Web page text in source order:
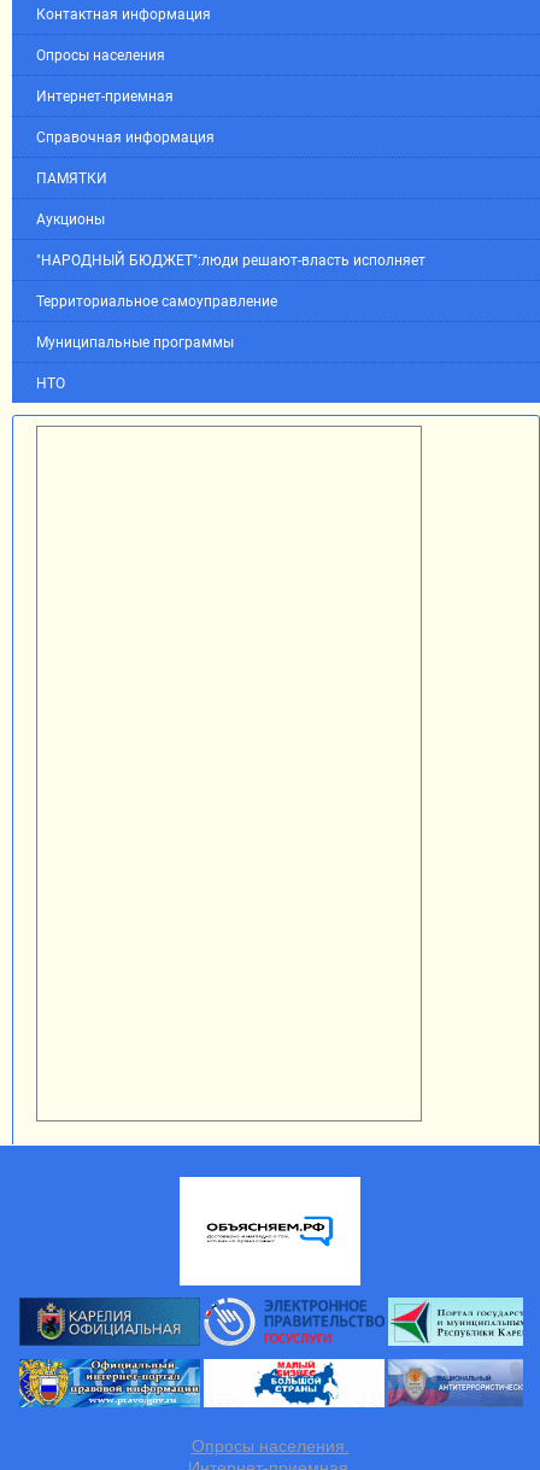
Контактная информация
Опросы населения
Интернет-приемная
Справочная информация
ПАМЯТКИ
Аукционы
"НАРОДНЫЙ БЮДЖЕТ":люди решают-власть исполняет
Территориальное самоуправление
Муниципальные программы
НТО
Опросы населения.